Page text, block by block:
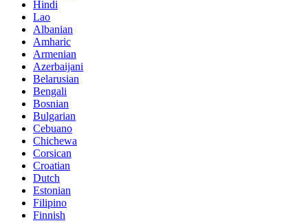
Hindi
Lao
Albanian
Amharic
Armenian
Azerbaijani
Belarusian
Bengali
Bosnian
Bulgarian
Cebuano
Chichewa
Corsican
Croatian
Dutch
Estonian
Filipino
Finnish